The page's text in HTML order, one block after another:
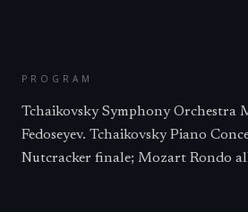
PROGRAM
Tchaikovsky Symphony Orchestra
Fedoseyev. Tchaikovsky Piano
Nutcracker finale; Mozart Rondo